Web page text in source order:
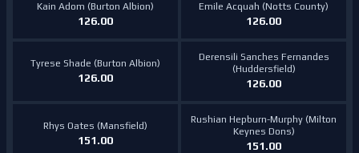
Kain Adom (Burton Albion)
126.00
Emile Acquah (Notts County)
126.00
Tyrese Shade (Burton Albion)
126.00
Derensili Sanches Fernandes
(Huddersfield)
126.00
Rhys Oates (Mansfield)
151.00
Rushian Hepburn-Murphy (Milton
Keynes Dons)
151.00